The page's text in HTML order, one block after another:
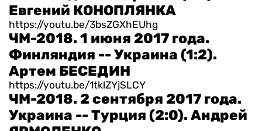
Евгений КОНОПЛЯНКА
https://youtu.be/3bsZGXhEUhg
ЧМ-2018. 1 июня 2017 года.
Финляндия -- Украина (1:2).
Артем БЕСЕДИН
https://youtu.be/1tklZYjSLCY
ЧМ-2018. 2 сентября 2017 года.
Украина -- Турция (2:0). Андрей